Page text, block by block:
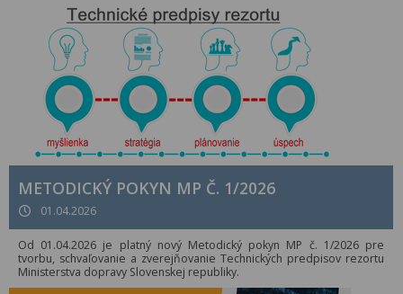
METODICKÝ POKYN MP Č. 1/2026
01.04.2026
Od 01.04.2026 je platný nový Metodický pokyn MP č. 1/2026 pre
tvorbu, schvaľovanie a zverejňovanie Technických predpisov rezortu
Ministerstva dopravy Slovenskej republiky.